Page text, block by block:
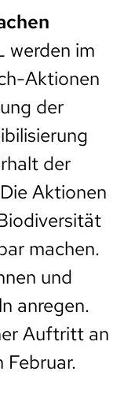
werden im
Aktionen
der
der
Aktionen
machen.
und
anregen.
Auftritt an
Februar.